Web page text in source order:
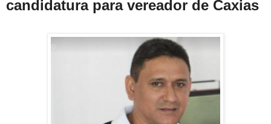
candidatura para vereador de Caxias